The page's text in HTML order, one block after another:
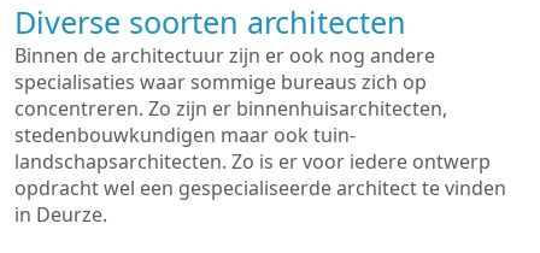
Diverse soorten architecten
Binnen de architectuur zijn er ook nog andere
specialisaties waar sommige bureaus zich op
concentreren. Zo zijn er binnenhuisarchitecten,
stedenbouwkundigen maar ook tuin-
landschapsarchitecten. Zo is er voor iedere ontwerp
opdracht wel een gespecialiseerde architect te vinden
in Deurze.